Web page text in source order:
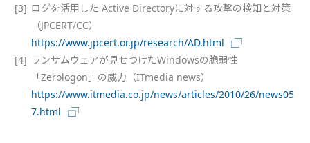
[3] ログを活用した Active Directoryに対する攻撃の検知と対策
（JPCERT/CC）
https://www.jpcert.or.jp/research/AD.html
[4] ランサムウェアが見せつけたWindowsの脆弱性
「Zerologon」の威力（ITmedia news）
https://www.itmedia.co.jp/news/articles/2010/26/news05
7.html